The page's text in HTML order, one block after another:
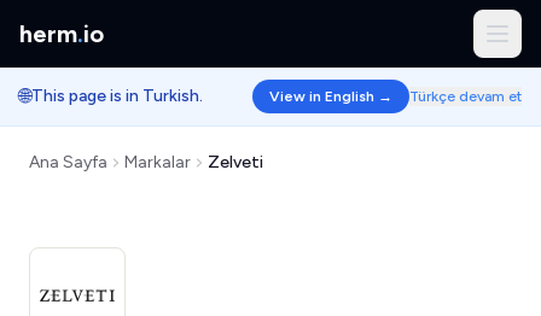
herm.io
🌐This page is in Turkish. View in English → Türkçe devam et
Ana Sayfa Markalar Zelveti